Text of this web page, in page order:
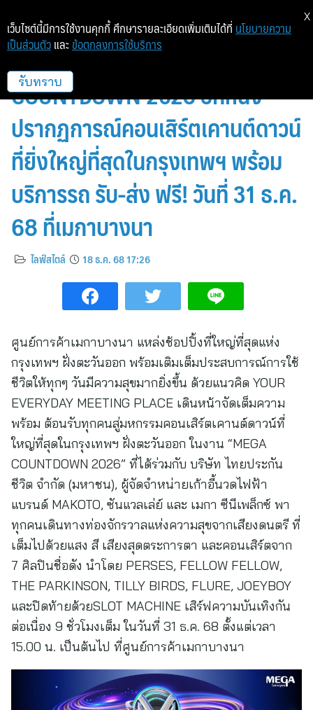
นับถอยหลังสู่งาน MEGA
COUNTDOWN 2026 อีกหนึ่ง
ปรากฏการณ์คอนเสิร์ตเคานต์ดาวน์
ที่ยิ่งใหญ่ที่สุดในกรุงเทพฯ พร้อม
บริการรถ รับ-ส่ง ฟรี! วันที่ 31 ธ.ค.
68 ที่เมกาบางนา
ไลฟ์สไตล์ 18 ธ.ค. 68 17:26
ศูนย์การค้าเมกาบางนา แหล่งช้อปปิ้งที่ใหญ่ที่สุดแห่ง
กรุงเทพฯ ฝั่งตะวันออก พร้อมเติมเต็มประสบการณ์การใช้
ชีวิตให้ทุกๆ วันมีความสุขมากยิ่งขึ้น ด้วยแนวคิด YOUR
EVERYDAY MEETING PLACE เดินหน้าจัดเต็มความ
พร้อม ต้อนรับทุกคนสู่มหกรรมคอนเสิร์ตเคานต์ดาวน์ที่
ใหญ่ที่สุดในกรุงเทพฯ ฝั่งตะวันออก ในงาน “MEGA
COUNTDOWN 2026” ที่ได้ร่วมกับ บริษัท ไทยประกัน
ชีวิต จำกัด (มหาชน), ผู้จัดจำหน่ายเก้าอี้นวดไฟฟ้า
แบรนด์ MAKOTO, ซันแวลเล่ย์ และ เมกา ซีนีเพล็กซ์ พา
ทุกคนเดินทางท่องจักรวาลแห่งความสุขจากเสียงดนตรี ที่
เต็มไปด้วยแสง สี เสียงสุดตระการตา และคอนเสิร์ตจาก
7 ศิลปินชื่อดัง นำโดย PERSES, FELLOW FELLOW,
THE PARKINSON, TILLY BIRDS, FLURE, JOEYBOY
และปิดท้ายด้วยSLOT MACHINE เสิร์ฟความบันเทิงกัน
ต่อเนื่อง 9 ชั่วโมงเต็ม ในวันที่ 31 ธ.ค. 68 ตั้งแต่เวลา
15.00 น. เป็นต้นไป ที่ศูนย์การค้าเมกาบางนา
เว็บไซต์นี้มีการใช้งานคุกกี้ ศึกษารายละเอียดเพิ่มเติมได้ที่ นโยบายความ
เป็นส่วนตัว และ ข้อตกลงการใช้บริการ
รับทราบ
X